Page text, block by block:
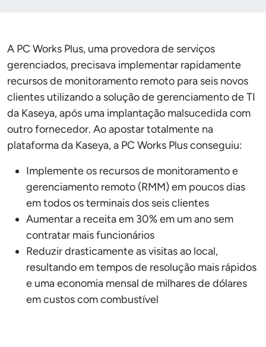
A PC Works Plus, uma provedora de serviços
gerenciados, precisava implementar rapidamente
recursos de monitoramento remoto para seis novos
clientes utilizando a solução de gerenciamento de TI
da Kaseya, após uma implantação malsucedida com
outro fornecedor. Ao apostar totalmente na
plataforma da Kaseya, a PC Works Plus conseguiu:
Implemente os recursos de monitoramento e
gerenciamento remoto (RMM) em poucos dias
em todos os terminais dos seis clientes
Aumentar a receita em 30% em um ano sem
contratar mais funcionários
Reduzir drasticamente as visitas ao local,
resultando em tempos de resolução mais rápidos
e uma economia mensal de milhares de dólares
em custos com combustível